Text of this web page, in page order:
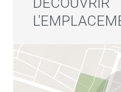
Une propriété unique
ceux qui recherchent
commodités, y compris
un emplacement